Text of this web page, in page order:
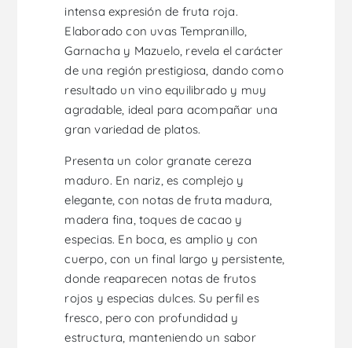
intensa expresión de fruta roja.
Elaborado con uvas Tempranillo,
Garnacha y Mazuelo, revela el carácter
de una región prestigiosa, dando como
resultado un vino equilibrado y muy
agradable, ideal para acompañar una
gran variedad de platos.
Presenta un color granate cereza
maduro. En nariz, es complejo y
elegante, con notas de fruta madura,
madera fina, toques de cacao y
especias. En boca, es amplio y con
cuerpo, con un final largo y persistente,
donde reaparecen notas de frutos
rojos y especias dulces. Su perfil es
fresco, pero con profundidad y
estructura, manteniendo un sabor